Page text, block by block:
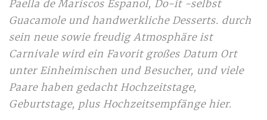
Paella de Mariscos Espanol, Do-it -selbst
Guacamole und handwerkliche Desserts. durch
sein neue sowie freudig Atmosphäre ist
Carnivale wird ein Favorit großes Datum Ort
unter Einheimischen und Besucher, und viele
Paare haben gedacht Hochzeitstage,
Geburtstage, plus Hochzeitsempfänge hier.